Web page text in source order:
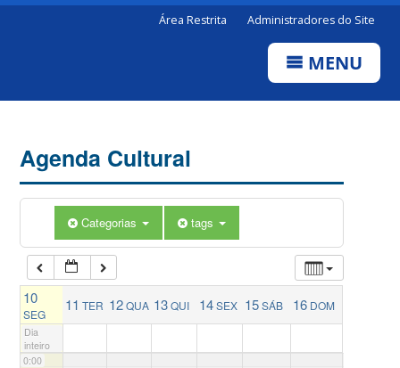
Área Restrita Administradores do Site
MENU
Agenda Cultural
Categorias tags
10
SEG
11 TER 12QUA 13QUI 14SEX 15SÁB 16 DOM
Dia
inteiro
0:00